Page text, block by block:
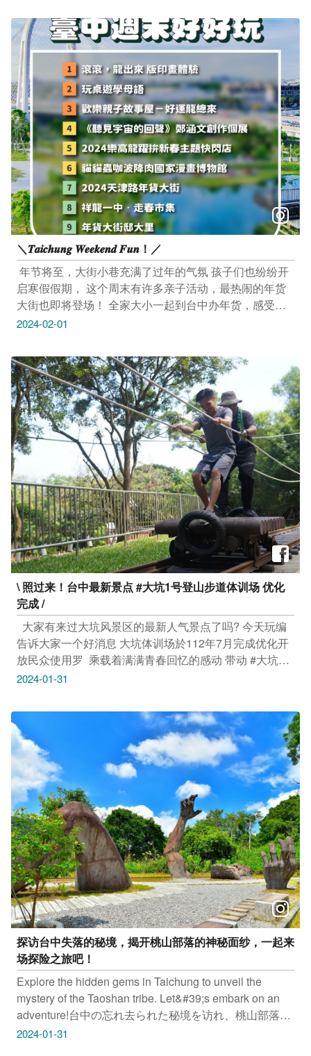
的同时 更能展现观光魅力 骑乘时顺道打卡周边景点 和平
场站、碧绿桥、宫粉桥 细细品味午後悠闲时光 体会浮生
偷闲的乐趣 一同来朝圣这绿意盎然的时光隧道 ​ 玩编提
醒： 潭雅神绿园道附近停车场位置可连结
(https://maps.app.goo.gl/adoEHwMLgZAi5NYH9) ​ 游玩
时请注意时间，避免摸黑游览哟️️
＼𝑻𝒂𝒊𝒄𝒉𝒖𝒏𝒈 𝑾𝒆𝒆𝒌𝒆𝒏𝒅 𝑭𝒖𝒏！／
​ 年节将至，大街小巷充满了过年的气氛 孩子们也纷纷开
启寒假假期， 这个周末有许多亲子活动，最热闹的年货
大街也即将登场！ 全家大小一起到台中办年货，感受年
节气氛吧 ​ ​ 活动｜滚滚，龙出来 版印画体验 2/3(六) 14：
水区中社路信义巷44号) -------------------------------- 活动｜玩
桌游学母语 2/3(六) 13:30-16:30 台中市立图书馆大肚分
馆 (台中市大肚区顶街里大德6街30号) --------------------------
------ 活动｜欢乐亲子故事屋－好运龙总来 2/3(六) 10:30-
11:30 台中市立图书馆东势分馆 2楼儿童阅览区 (台中市
东势区丰势路518号) -------------------------------- 展览｜《被
龙纹身的英雄们》 即日起至2/18(日) 15:30 - 18:00 范特
喜_绿光计画 Greenray Lab 艺术空间（台中市西区中兴
一巷4号） -------------------------------- 展览｜2024乐高龙跃
拚新春主题快闪店 即日起至2/14(三) 平日13:00-21:00／
假日12:00-21:00 (最後入场时间为20:30) 新光三越台中中
港店 1F水舞广场 (台中市西屯区台湾大道三段301号) 凭
闯关卡+任意消费，即赠「迷你小龙」乙只 -------------------
------------- 展览｜猫猫虫咖波降肉国家漫画博物馆 即日起
－2/18(日) 平日10:00-19:00 每周二公休（假日时间延长
至20:00) 国家漫画博物馆筹备处06宿舍 (台中市西区林森
路33号(原台中刑务所官舍群) -------------------------------- 市
集｜2024天津路年货大街 1/26(五)－2/8(四) 周一至五
13:30-22:00／周六、日11:00-22:30 台中市北区天津路2
段自中清路至梅川西路间（不含青岛路、山西路、文昌东
一街、文昌东二街等路口） -------------------------------- 市集
市北区一中街至育才南街 开幕日为2/3，发送限定888份
10元新年红包 -------------------------------- 市集｜年货大街邸
大里 2/2(五)－2/7(三) 15:00–21:00 大里艺术广场1F (台
中市大里区科技路1号)
2024-02-01
\ 照过来！台中最新景点 #大坑1号登山步道体训场 优化
完成 /
​ ​ 大家有来过大坑风景区的最新人气景点了吗? 今天玩编
告诉大家一个好消息 大坑体训场於112年7月完成优化开
放民众使用罗 ​ 乘载着满满青春回忆的感动 带动 #大坑1
号步道 人气大暴冲 截至112年12月游客数量更成长达六
後仍持续为大家新增便民措施 各项设施告示牌新增教学
影片QR Code 获民间团体捐赠AED置放於管理室旁 与厂
商合作提供民众免费使用防蚊液 ​ ​ 更举办各项活动 体训场
安全宣导活动 体训场攀树活动 赶快与亲朋好友相约来体
训场一同挑战通关吧! ​ 提醒大家每周四为闭园时间，用以
作设施巡检修缮不开放喔! 体训设施适用年龄为13岁以
上，请视自身体力评估使用 开车资讯：导航至大坑1号步
道停车场再向上步行约400公尺约10分钟即可到达。 公
车资讯：搭乘「66副」路线，自捷运与台铁松竹站东侧
的军福十九路发车，经捷运旧社站後於大坑1号登山步道
站牌下车。
2024-01-31
探访台中失落的秘境，揭开桃山部落的神秘面纱，一起来
场探险之旅吧！
Explore the hidden gems in Taichung to unveil the
mystery of the Taoshan tribe. Let&#39;s embark on an
adventure!台中の忘れ去られた秘境を访れ、桃山部落の
神秘のベールを剥ぎとり、一绪に冒険の旅に出かけまし
2024-01-31